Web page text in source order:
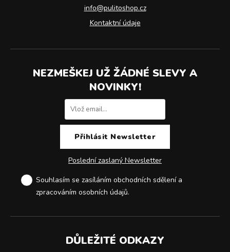
info@pulitoshop.cz
Kontaktní údaje
NEZMEŠKEJ UŽ ŽÁDNÉ SLEVY A
NOVINKY!
Poslední zaslaný Newsletter
Souhlasím se zasíláním obchodních sdělení a
zpracováním osobních údajů.
DŮLEŽITÉ ODKAZY